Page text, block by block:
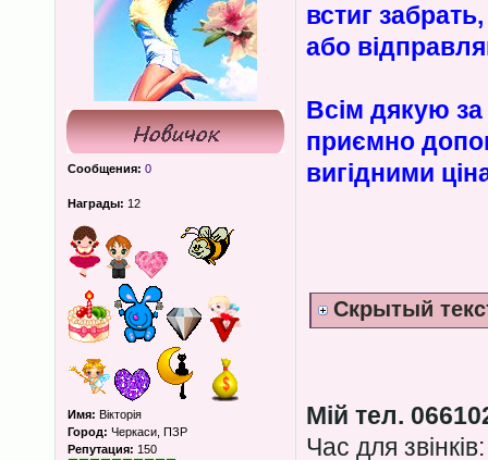
Сообщения: 0
Награды: 12
Имя: Вікторія
Город: Черкаси, ПЗР
Репутация: 150
встиг
або
Всім дякую за
приємно
вигідними
Скрытый
Мій тел.
Час для